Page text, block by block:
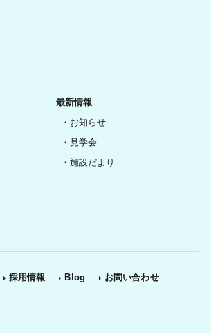
最新情報
お知らせ
見学会
施設だより
採用情報 Blog お問い合わせ